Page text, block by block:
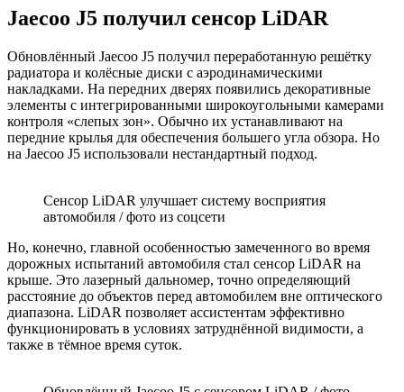
Jaecoo J5 получил сенсор LiDAR
Обновлённый Jaecoo J5 получил переработанную решётку
радиатора и колёсные диски с аэродинамическими
накладками. На передних дверях появились декоративные
элементы с интегрированными широкоугольными камерами
контроля «слепых зон». Обычно их устанавливают на
передние крылья для обеспечения большего угла обзора. Но
на Jaecoo J5 использовали нестандартный подход.
Сенсор LiDAR улучшает систему восприятия
автомобиля / фото из соцсети
Но, конечно, главной особенностью замеченного во время
дорожных испытаний автомобиля стал сенсор LiDAR на
крыше. Это лазерный дальномер, точно определяющий
расстояние до объектов перед автомобилем вне оптического
диапазона. LiDAR позволяет ассистентам эффективно
функционировать в условиях затруднённой видимости, а
также в тёмное время суток.